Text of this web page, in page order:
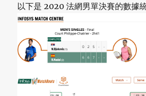
以下是 2020 法網男單決賽的數據